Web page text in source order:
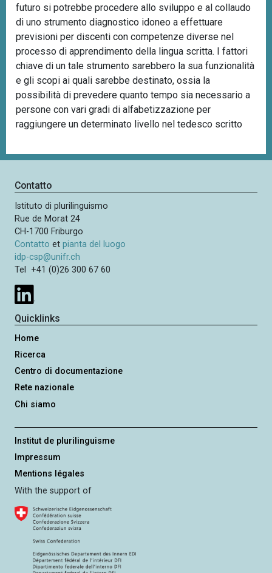
futuro si potrebbe procedere allo sviluppo e al collaudo
di uno strumento diagnostico idoneo a effettuare
previsioni per discenti con competenze diverse nel
processo di apprendimento della lingua scritta. I fattori
chiave di un tale strumento sarebbero la sua funzionalità
e gli scopi ai quali sarebbe destinato, ossia la
possibilità di prevedere quanto tempo sia necessario a
persone con vari gradi di alfabetizzazione per
raggiungere un determinato livello nel tedesco scritto
Contatto
Istituto di plurilinguismo
Rue de Morat 24
CH-1700 Friburgo
Contatto etpianta del luogo
idp-csp@unifr.ch
Tel +41 (0)26 300 67 60
Quicklinks
Home
Ricerca
Centro di documentazione
Rete nazionale
Chi siamo
Institut de plurilinguisme
Impressum
Mentions légales
With the support of